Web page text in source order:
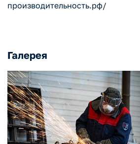
производительность.рф/
Галерея